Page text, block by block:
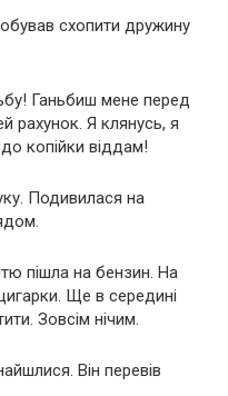
схопити дружину
Ганьбиш мене перед
рахунок. Я клянусь, я
до копійки віддам!
Подивилася на
пішла на бензин. На
Ще в середині
Зовсім нічим.
Він перевів